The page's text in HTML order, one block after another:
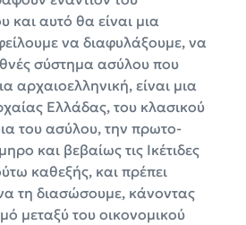
και αυτό θα είναι μια
να διαφυλάξουμε, να
σύστημα ασύλου που
αρχαιοελληνική, είναι μια
Ελλάδας, του κλασικού
του ασύλου, την πρωτο-
και βεβαίως τις Ικέτιδες
καθεξής, και πρέπει
τη διασώσουμε, κάνοντας
μεταξύ του οικονομικού